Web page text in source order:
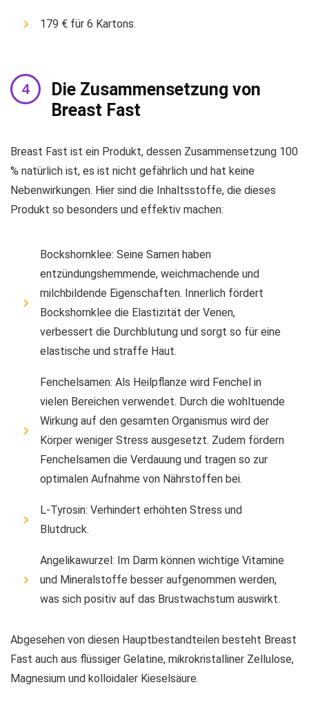
179 € für 6 Kartons.
Die Zusammensetzung von
Breast Fast
Breast Fast ist ein Produkt, dessen Zusammensetzung 100
% natürlich ist, es ist nicht gefährlich und hat keine
Nebenwirkungen. Hier sind die Inhaltsstoffe, die dieses
Produkt so besonders und effektiv machen:
Bockshornklee: Seine Samen haben
entzündungshemmende, weichmachende und
milchbildende Eigenschaften. Innerlich fördert
Bockshornklee die Elastizität der Venen,
verbessert die Durchblutung und sorgt so für eine
elastische und straffe Haut.
Fenchelsamen: Als Heilpflanze wird Fenchel in
vielen Bereichen verwendet. Durch die wohltuende
Wirkung auf den gesamten Organismus wird der
Körper weniger Stress ausgesetzt. Zudem fördern
Fenchelsamen die Verdauung und tragen so zur
optimalen Aufnahme von Nährstoffen bei.
L-Tyrosin: Verhindert erhöhten Stress und
Blutdruck.
Angelikawurzel: Im Darm können wichtige Vitamine
und Mineralstoffe besser aufgenommen werden,
was sich positiv auf das Brustwachstum auswirkt.
Abgesehen von diesen Hauptbestandteilen besteht Breast
Fast auch aus flüssiger Gelatine, mikrokristalliner Zellulose,
Magnesium und kolloidaler Kieselsäure.